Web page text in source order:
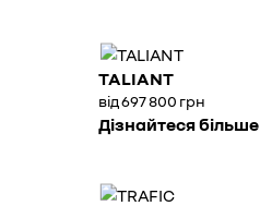
TALIANT
від 697 800 грн
Дізнайтеся більше